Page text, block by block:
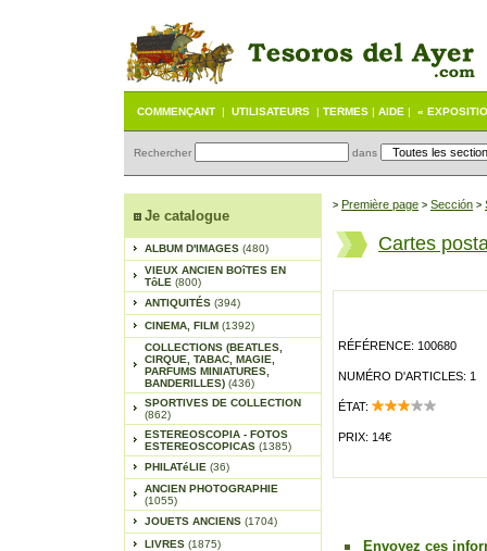
COMMENÇANT | UTILISATEURS | TERMES | AIDE | «
Rechercher dans
Je catalogue
ALBUM D'IMAGES (480)
VIEUX ANCIEN BOîTES EN
TôLE (800)
ANTIQUITÉS (394)
CINEMA, FILM (1392)
COLLECTIONS (BEATLES,
CIRQUE, TABAC, MAGIE,
PARFUMS MINIATURES,
BANDERILLES) (436)
SPORTIVES DE COLLECTION
(862)
ESTEREOSCOPIA - FOTOS
ESTEREOSCOPICAS (1385)
PHILATéLIE (36)
ANCIEN PHOTOGRAPHIE
(1055)
JOUETS ANCIENS (1704)
LIVRES (1875)
> Première page > Sección >
Cartes
RÉFÉRENCE: 100680
NUMÉRO D'ARTICLES: 1
ÉTAT:
PRIX: 14€
Envoyez ces